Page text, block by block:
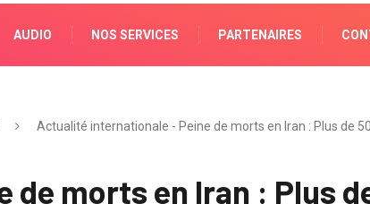
AUDIO NOS SERVICES PARTENAIRES
Actualité internationale - Peine de morts en Iran : Plus de
de morts en Iran : Plus